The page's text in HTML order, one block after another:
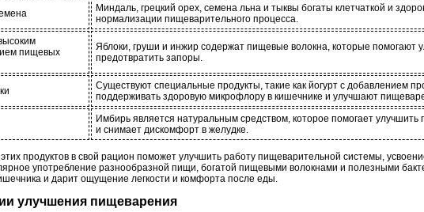
Миндаль, грецкий орех, семена льна и тыквы богаты клетчаткой и
нормализации пищеварительного процесса.
пищевых
Яблоки, груши и инжир содержат пищевые волокна, которые помогают
предотвратить запоры.
Существуют специальные продукты, такие как йогурт с добавлением
поддерживать здоровую микрофлору в кишечнике и улучшают
Имбирь является натуральным средством, которое помогает
и снимает дискомфорт в желудке.
продуктов в свой рацион поможет улучшить работу пищеварительной системы,
употребление разнообразной пищи, богатой пищевыми волокнами и полезными
и дарит ощущение легкости и комфорта после еды.
улучшения пищеварения